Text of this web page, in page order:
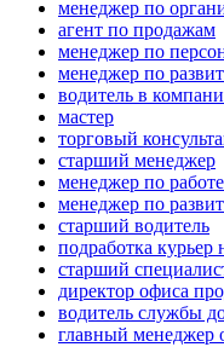
менеджер по
агент по продажам
менеджер по
менеджер по
водитель в
мастер
торговый
старший менеджер
менеджер по
менеджер по
старший водитель
подработка курьер
старший
директор офиса
водитель службы
главный менеджер